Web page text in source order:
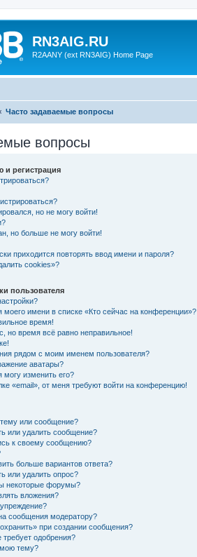
RN3AIG.RU
R2AANY (ext RN3AIG) Home Page
Часто задаваемые вопросы
вопросы
регистрация
но не могу войти!
но больше не могу войти!
приходится повторять ввод имени и пароля?
cookies»?
пользователя
моего имени в списке «Кто сейчас на конференции»?
время!
но время всё равно неправильное!
рядом с моим именем пользователя?
аватары?
могу изменить его?
«email», от меня требуют войти на конференцию!
или сообщение?
или удалить сообщение?
к своему сообщению?
больше вариантов ответа?
или удалить опрос?
некоторые форумы?
вложения?
сообщения модератору?
при создании сообщения?
одобрения?
мою тему?